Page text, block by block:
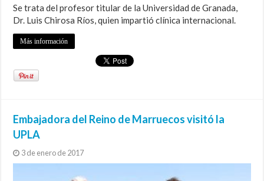
Se trata del profesor titular de la Universidad de Granada,
Dr. Luis Chirosa Ríos, quien impartió clínica internacional.
Más información
Embajadora del Reino de Marruecos visitó la
UPLA
3 de enero de 2017